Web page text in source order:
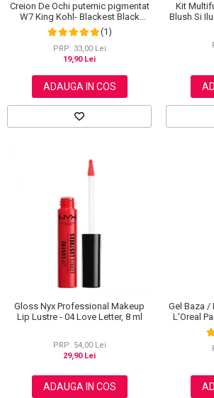
Creion De Ochi puternic pigmentat
W7 King Kohl- Blackest Black
(Negru) (1)
PRP: 33,00 Lei
19,90 Lei
ADAUGA IN COS
Kit
Blush Si
Gloss Nyx Professional Makeup
Lip Lustre - 04 Love Letter, 8 ml
PRP: 54,00 Lei
29,90 Lei
ADAUGA IN COS
Gel Baza /
L'Oreal